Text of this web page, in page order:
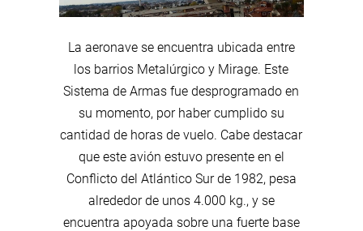
La aeronave se encuentra ubicada entre
los barrios Metalúrgico y Mirage. Este
Sistema de Armas fue desprogramado en
su momento, por haber cumplido su
cantidad de horas de vuelo. Cabe destacar
que este avión estuvo presente en el
Conflicto del Atlántico Sur de 1982, pesa
alrededor de unos 4.000 kg., y se
encuentra apoyada sobre una fuerte base